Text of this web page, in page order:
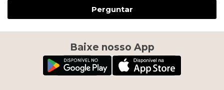
Perguntar
Baixe nosso App